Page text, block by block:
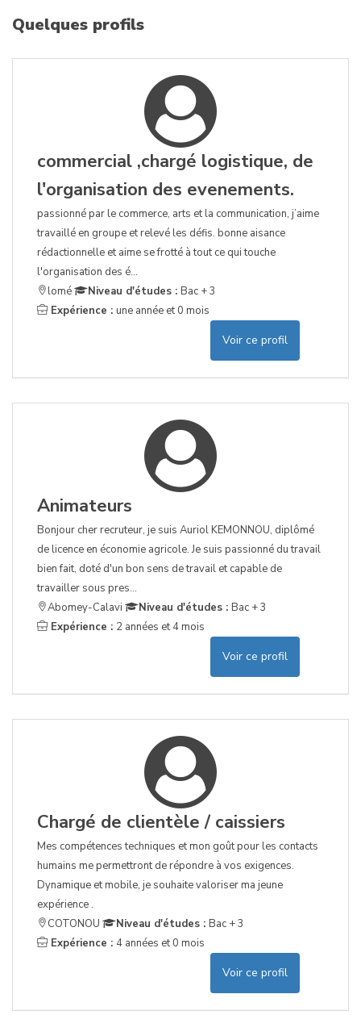
Quelques profils
commercial ,chargé logistique, de
l'organisation des evenements.
passionné par le commerce, arts et la communication, j’aime
travaillé en groupe et relevé les défis. bonne aisance
rédactionnelle et aime se frotté à tout ce qui touche
l'organisation des é...
lomé
Niveau d'études : Bac + 3
Expérience : une année et 0 mois
Voir ce profil
Animateurs
Bonjour cher recruteur, je suis Auriol KEMONNOU, diplômé
de licence en économie agricole. Je suis passionné du travail
bien fait, doté d'un bon sens de travail et capable de
travailler sous pres...
Abomey-Calavi
Niveau d'études : Bac + 3
Expérience : 2 années et 4 mois
Voir ce profil
Chargé de clientèle / caissiers
Mes compétences techniques et mon goût pour les contacts
humains me permettront de répondre à vos exigences.
Dynamique et mobile, je souhaite valoriser ma jeune
expérience .
COTONOU
Niveau d'études : Bac + 3
Expérience : 4 années et 0 mois
Voir ce profil